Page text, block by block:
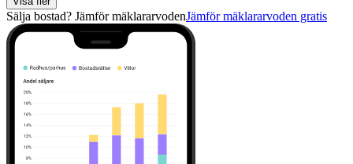
Sälja bostad? Jämför mäklararvodenJämför mäklararvoden gratis